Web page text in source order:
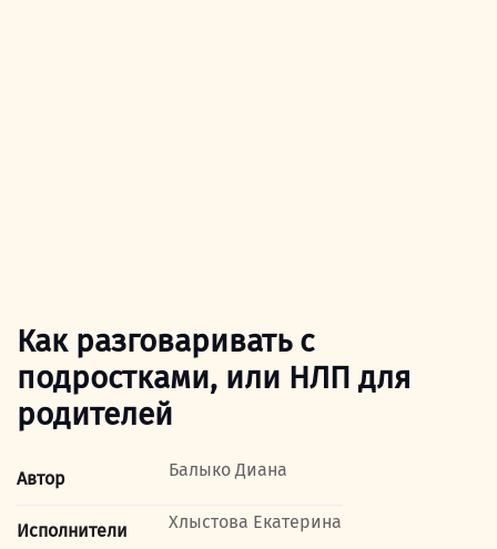
Как разговаривать с
подростками, или НЛП для
родителей
Автор Балыко Диана
Исполнители Хлыстова Екатерина